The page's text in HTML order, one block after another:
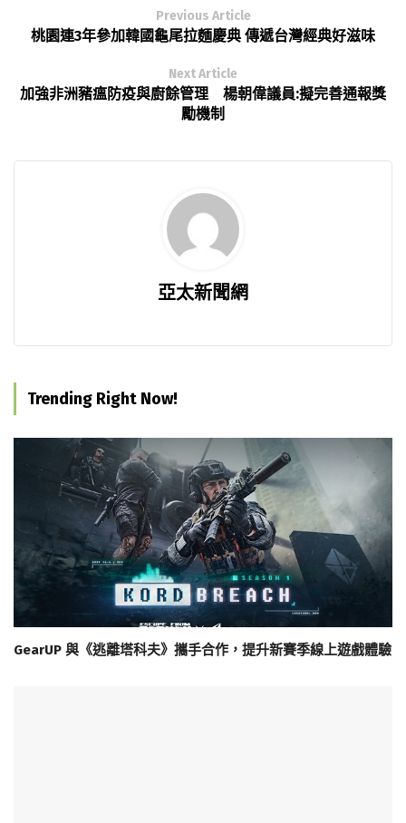
Previous Article
桃園連3年參加韓國龜尾拉麵慶典 傳遞台灣經典好滋味
Next Article
加強非洲豬瘟防疫與廚餘管理 楊朝偉議員:擬完善通報獎
勵機制
亞太新聞網
Trending Right Now!
GearUP 與《逃離塔科夫》攜手合作，提升新賽季線上遊戲體驗